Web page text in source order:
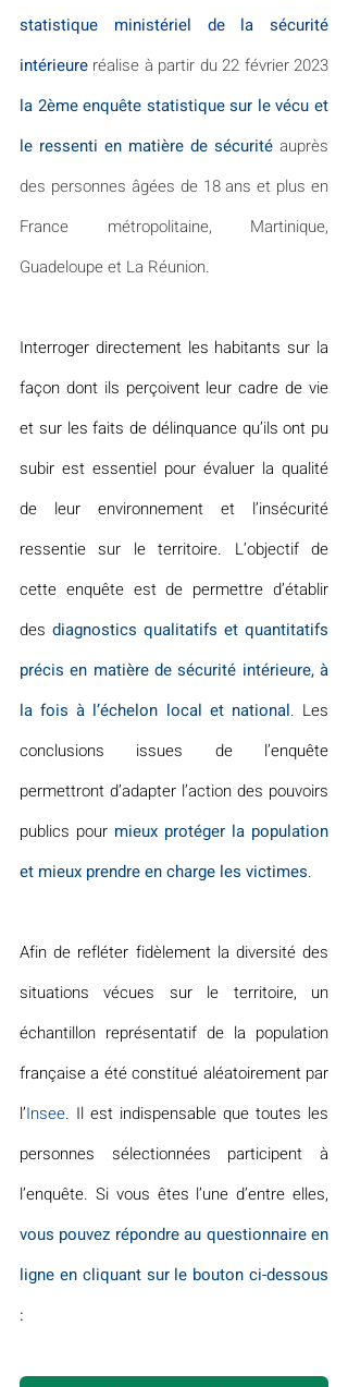
statistique ministériel de la sécurité
intérieure
la 2ème enquête statistique sur le vécu et
le ressenti en matière de sécurité auprès
des personnes âgées de 18 ans et plus en
France métropolitaine, Martinique,
Guadeloupe et La Réunion.
Interroger directement les habitants sur la
façon dont ils perçoivent leur cadre de vie
et sur les faits de délinquance qu’ils ont pu
subir est essentiel pour évaluer la qualité
de leur environnement et l’insécurité
ressentie sur le territoire. L‘objectif de
cette enquête est de permettre d’établir
des diagnostics qualitatifs et quantitatifs
précis en matière de sécurité intérieure, à
la fois à l’échelon local et national. Les
conclusions issues de l’enquête
permettront d’adapter l’action des pouvoirs
publics pour mieux protéger la population
et mieux prendre en charge les victimes.
Afin de refléter fidèlement la diversité des
situations vécues sur le territoire, un
échantillon représentatif de la population
française a été constitué aléatoirement par
l’Insee. Il est indispensable que toutes les
personnes sélectionnées participent à
vous pouvez répondre au questionnaire en
ligne en cliquant sur le bouton ci-dessous
: